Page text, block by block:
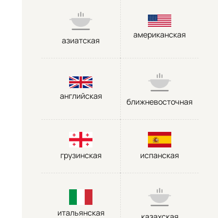
азиатская
американская
английская
ближневосточная
грузинская испанская
итальянская